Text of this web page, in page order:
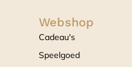
Webshop
Cadeau's
Speelgoed